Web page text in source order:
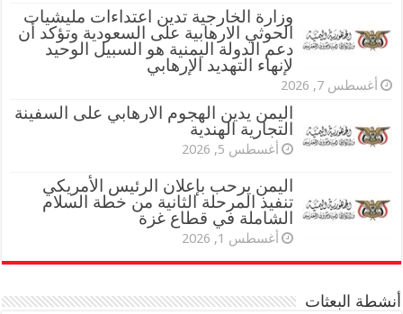
وزارة الخارجية تدين اعتداءات مليشيات
الحوثي الارهابية على السعودية وتؤكد أن
دعم الدولة اليمنية هو السبيل الوحيد
لإنهاء التهديد الإرهابي
أغسطس 7, 2026
اليمن يدين الهجوم الارهابي على السفينة
التجارية الهندية
أغسطس 5, 2026
اليمن يرحب بإعلان الرئيس الأمريكي
تنفيذ المرحلة الثانية من خطة السلام
الشاملة في قطاع غزة
أغسطس 1, 2026
أنشطة البعثات